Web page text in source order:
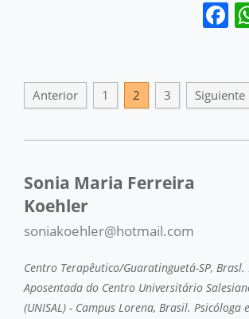
Anterior 1 2 3 Siguiente
Sonia Maria Ferreira
Koehler
soniakoehler@hotmail.com
Centro Terapêutico/Guaratinguetá-SP,
Aposentada do Centro Universitário
(UNISAL) - Campus Lorena, Brasil. Psicóloga